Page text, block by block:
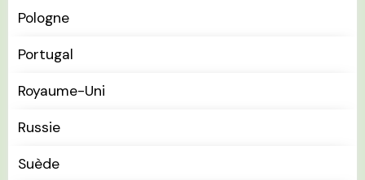
Pologne
Portugal
Royaume-Uni
Russie
Suède